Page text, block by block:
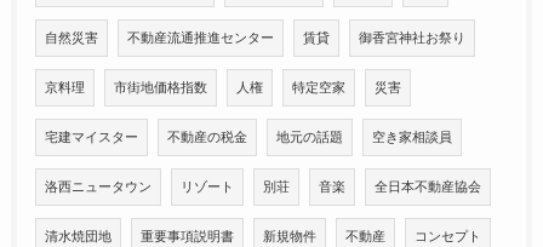
自然災害 不動産流通推進センター 賃貸 御香宮神社お祭り
京料理 市街地価格指数 人権 特定空家 災害
宅建マイスター 不動産の税金 地元の話題 空き家相談員
洛西ニュータウン リゾート 別荘 音楽 全日本不動産協会
清水焼団地 重要事項説明書 新規物件 不動産 コンセプト